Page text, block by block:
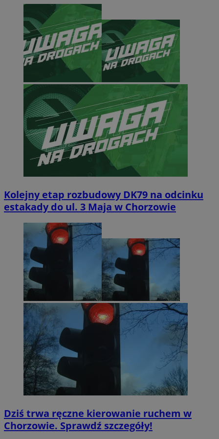
Kolejny etap rozbudowy DK79 na odcinku
estakady do ul. 3 Maja w Chorzowie
Dziś trwa ręczne kierowanie ruchem w
Chorzowie. Sprawdź szczegóły!